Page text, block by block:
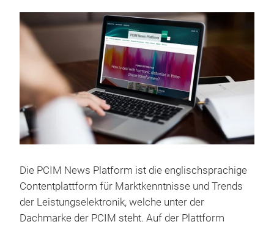
Die PCIM News Platform ist die englischsprachige
Contentplattform für Marktkenntnisse und Trends
der Leistungselektronik, welche unter der
Dachmarke der PCIM steht. Auf der Plattform